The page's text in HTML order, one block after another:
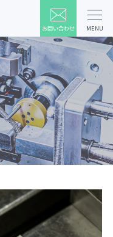
MENU
お問い合わせ